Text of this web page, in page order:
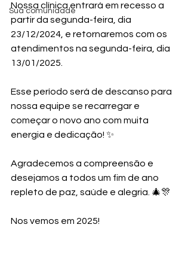
Sua comunidade
Nossa clínica entrará em recesso a
partir da segunda-feira, dia
23/12/2024, e retornaremos com os
atendimentos na segunda-feira, dia
13/01/2025.
Esse período será de descanso para
nossa equipe se recarregar e
começar o novo ano com muita
energia e dedicação! ✨
Agradecemos a compreensão e
desejamos a todos um fim de ano
repleto de paz, saúde e alegria. 🎄🎊
Nos vemos em 2025!